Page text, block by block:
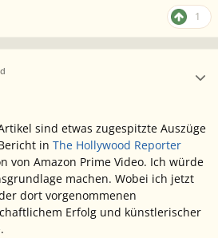
1
sind etwas zugespitzte Auszüge
in The Hollywood Reporter
von Amazon Prime Video. Ich würde
machen. Wobei ich jetzt
dort vorgenommenen
Erfolg und künstlerischer